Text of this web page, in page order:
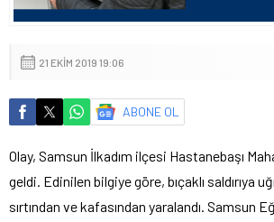
21 EKIM 2019 19:06
ABONE OL
Olay, Samsun İlkadım ilçesi Hastanebaşı
geldi. Edinilen bilgiye göre, bıçaklı saldırıya
sırtından ve kafasından yaralandı. Samsun